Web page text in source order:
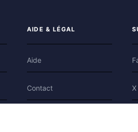
AIDE & LÉGAL
Aide
Contact